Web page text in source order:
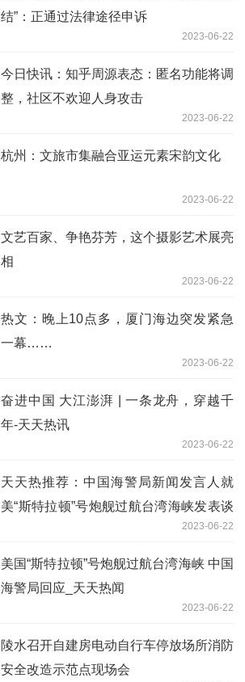
结”：正通过法律途径申诉
2023-06-22
今日快讯：知乎周源表态：匿名功能将调
整，社区不欢迎人身攻击
2023-06-22
杭州：文旅市集融合亚运元素宋韵文化
2023-06-22
文艺百家、争艳芬芳，这个摄影艺术展亮
相
2023-06-22
热文：晚上10点多，厦门海边突发紧急
一幕……
2023-06-22
奋进中国 大江澎湃 | 一条龙舟，穿越千
年-天天热讯
2023-06-22
天天热推荐：中国海警局新闻发言人就
美“斯特拉顿”号炮舰过航台湾海峡发表谈
2023-06-22
美国“斯特拉顿”号炮舰过航台湾海峡 中国
海警局回应_天天热闻
2023-06-22
陵水召开自建房电动自行车停放场所消防
安全改造示范点现场会